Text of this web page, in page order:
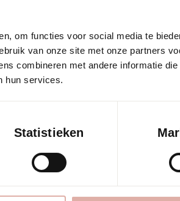
om functies voor social media te
van onze site met onze partners
combineren met andere informatie
hun services.
Statistieken
IDC
Wat een fijne sfeer hangt er
Metri. Het kleurenpalet sluit
behang, wat zorgt voor een
Expertise: Vloeren,